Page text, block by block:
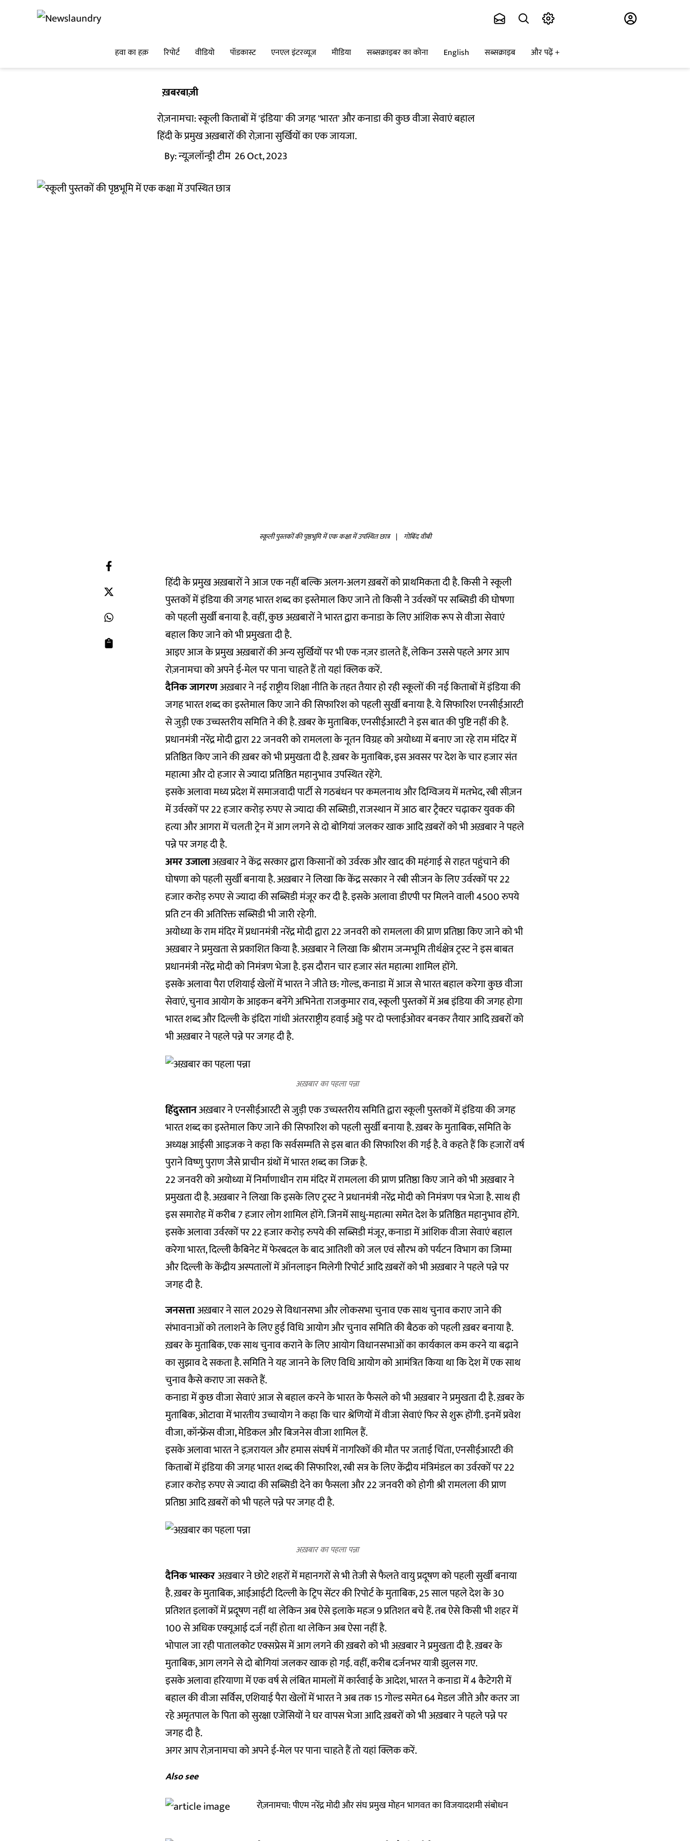
हवा का हक़ रिपोर्ट वीडियो पॉडकास्ट एनएल इंटरव्यूज मीडिया सब्सक्राइबर का कोना English सब्सक्राइब और पढ़ें
ख़बरबाज़ी
रोज़नामचा: स्कूली किताबों में 'इंडिया' की जगह 'भारत' और कनाडा की कुछ वीजा सेवाएं बहाल
हिंदी के प्रमुख अख़बारों की रोज़ाना सुर्खियों का एक जायजा.
By:न्यूज़लॉन्ड्री टीम 26 Oct, 2023
स्कूली पुस्तकों की पृष्ठभूमि में एक कक्षा में उपस्थित छात्र | गोबिंद वीबी
हिंदी के प्रमुख अख़बारों ने आज एक नहीं बल्कि अलग-अलग ख़बरों को प्राथमिकता दी है. किसी ने स्कूली
पुस्तकों में इंडिया की जगह भारत शब्द का इस्तेमाल किए जाने तो किसी ने उर्वरकों पर सब्सिडी की घोषणा
को पहली सुर्खी बनाया है. वहीं, कुछ अख़बारों ने भारत द्वारा कनाडा के लिए आंशिक रूप से वीजा सेवाएं
बहाल किए जाने को भी प्रमुखता दी है.
आइए आज के प्रमुख अख़बारों की अन्य सुर्खियों पर भी एक नज़र डालते हैं, लेकिन उससे पहले अगर आप
रोज़नामचा को अपने ई-मेल पर पाना चाहते हैं तोयहांक्लिक करें.
दैनिक जागरणअख़बार ने नई राष्ट्रीय शिक्षा नीति के तहत तैयार हो रही स्कूलों की नई किताबों में इंडिया की
जगह भारत शब्द का इस्तेमाल किए जाने की सिफारिश को पहली सुर्खी बनाया है. ये सिफारिश एनसीईआरटी
से जुड़ी एक उच्चस्तरीय समिति ने की है. ख़बर के मुताबिक, एनसीईआरटी ने इस बात की पुष्टि नहीं की है.
प्रधानमंत्री नरेंद्र मोदी द्वारा 22 जनवरी को रामलला के नूतन विग्रह को अयोध्या में बनाए जा रहे राम मंंदिर में
प्रतिष्ठित किए जाने की ख़बर को भी प्रमुखता दी है. ख़बर के मुताबिक, इस अवसर पर देश के चार हजार संत
महात्मा और दो हजार से ज्यादा प्रतिष्ठित महानुभाव उपस्थित रहेंगे.
इसके अलावा मध्य प्रदेश में समाजवादी पार्टी से गठबंधन पर कमलनाथ और दिग्विजय में मतभेद, रबी सीज़न
में उर्वरकों पर 22 हजार करोड़ रुपए से ज्यादा की सब्सिडी, राजस्थान में आठ बार ट्रैक्टर चढ़ाकर युवक की
हत्या और आगरा में चलती ट्रेन में आग लगने से दो बोगियां जलकर खाक आदि ख़बरों को भी अख़बार ने पहले
पन्ने पर जगह दी है.
अमर उजालाअख़बार ने केंद्र सरकार द्वारा किसानों को उर्वरक और खाद की महंगाई से राहत पहुंचाने की
घोषणा को पहली सुर्खी बनाया है. अख़बार ने लिखा कि केंद्र सरकार ने रबी सीजन के लिए उर्वरकों पर 22
हजार करोड़ रुपए से ज्यादा की सब्सिडी मंजूर कर दी है. इसके अलावा डीएपी पर मिलने वाली 4500 रुपये
प्रति टन की अतिरिक्त सब्सिडी भी जारी रहेगी.
अयोध्या के राम मंदिर में प्रधानमंत्री नरेंद्र मोदी द्वारा 22 जनवरी को रामलला की प्राण प्रतिष्ठा किए जाने को भी
अख़बार ने प्रमुखता से प्रकाशित किया है. अख़बार ने लिखा कि श्रीराम जन्मभूमि तीर्थक्षेत्र ट्रस्ट ने इस बाबत
प्रधानमंत्री नरेंद्र मोदी को निमंत्रण भेजा है. इस दौरान चार हजार संत महात्मा शामिल होंगे.
इसके अलावा पैरा एशियाई खेलों में भारत ने जीते छ: गोल्ड, कनाडा में आज से भारत बहाल करेगा कुछ वीजा
सेवाएं, चुनाव आयोग के आइकन बनेंगे अभिनेता राजकुमार राव, स्कूली पुस्तकों में अब इंडिया की जगह होगा
भारत शब्द और दिल्ली के इंदिरा गांधी अंतरराष्ट्रीय हवाई अड्डे पर दो फ्लाईओवर बनकर तैयार आदि ख़बरों को
भी अख़बार ने पहले पन्ने पर जगह दी है.
अख़बार का पहला पन्ना
हिंदुस्तानअख़बार ने एनसीईआरटी से जुड़ी एक उच्चस्तरीय समिति द्वारा स्कूली पुस्तकों में इंडिया की जगह
भारत शब्द का इस्तेमाल किए जाने की सिफारिश को पहली सुर्खी बनाया है. ख़बर के मुताबिक, समिति के
अध्यक्ष आईसी आइजक ने कहा कि सर्वसम्मति से इस बात की सिफारिश की गई है. वे कहते हैं कि हजारों वर्ष
पुराने विष्णु पुराण जैसे प्राचीन ग्रंथों में भारत शब्द का जिक्र है.
22 जनवरी को अयोध्या में निर्माणाधीन राम मंदिर में रामलला की प्राण प्रतिष्ठा किए जाने को भी अख़बार ने
प्रमुखता दी है. अख़बार ने लिखा कि इसके लिए ट्रस्ट ने प्रधानमंत्री नरेंद्र मोदी को निमंत्रण पत्र भेजा है. साथ ही
इस समारोह में करीब 7 हजार लोग शामिल होंगे. जिनमें साधु-महात्मा समेत देश के प्रतिष्ठित महानुभाव होंगे.
इसके अलावा उर्वरकों पर 22 हजार करोड़ रुपये की सब्सिडी मंजूर, कनाडा में आंशिक वीजा सेवाएं बहाल
करेगा भारत, दिल्ली कैबिनेट में फेरबदल के बाद आतिशी को जल एवं सौरभ को पर्यटन विभाग का जिम्मा
और दिल्ली के केंद्रीय अस्पतालों में ऑनलाइन मिलेगी रिपोर्ट आदि ख़बरों को भी अख़बार ने पहले पन्ने पर
जगह दी है.
जनसत्ताअख़बार ने साल 2029 से विधानसभा और लोकसभा चुनाव एक साथ चुनाव कराए जाने की
संभावनाओं को तलाशने के लिए हुई विधि आयोग और चुनाव समिति की बैठक को पहली ख़बर बनाया है.
ख़बर के मुताबिक, एक साथ चुनाव कराने के लिए आयोग विधानसभाओं का कार्यकाल कम करने या बढ़ाने
का सुझाव दे सकता है. समिति ने यह जानने के लिए विधि आयोग को आमंत्रित किया था कि देश में एक साथ
चुनाव कैसे कराए जा सकते हैं.
कनाडा में कुछ वीजा सेवाएं आज से बहाल करने के भारत के फैसले को भी अख़बार ने प्रमुखता दी है. ख़बर के
मुताबिक, ओटावा में भारतीय उच्चायोग ने कहा कि चार श्रेणियों में वीजा सेवाएं फिर से शुरू होंगी. इनमें प्रवेश
वीजा, कॉन्फ्रेंस वीजा, मेडिकल और बिजनेस वीजा शामिल हैं.
इसके अलावा भारत ने इज़रायल और हमास संघर्ष में नागरिकों की मौत पर जताई चिंता, एनसीईआरटी की
किताबों में इंडिया की जगह भारत शब्द की सिफारिश, रबी सत्र के लिए केंद्रीय मंत्रिमंडल का उर्वरकों पर 22
हजार करोड़ रुपए से ज्यादा की सब्सिडी देने का फैसला और 22 जनवरी को होगी श्री रामलला की प्राण
प्रतिष्ठा आदि ख़बरों को भी पहले पन्ने पर जगह दी है.
अख़बार का पहला पन्ना
दैनिक भास्करअख़बार ने छोटे शहरों में महानगरों से भी तेजी से फैलते वायु प्रदूषण को पहली सुर्खी बनाया
है. ख़बर के मुताबिक, आईआईटी दिल्ली के ट्रिप सेंटर की रिपोर्ट के मुताबिक, 25 साल पहले देश के 30
प्रतिशत इलाकों में प्रदूषण नहीं था लेकिन अब ऐसे इलाके महज 9 प्रतिशत बचे हैं. तब ऐसे किसी भी शहर में
100 से अधिक एक्यूआई दर्ज नहीं होता था लेकिन अब ऐसा नहीं है.
भोपाल जा रही पातालकोट एक्सप्रेस में आग लगने की ख़बरो को भी अख़बार ने प्रमुखता दी है. ख़बर के
मुताबिक, आग लगने से दो बोगियां जलकर खाक हो गई. वहीं, करीब दर्जनभर यात्री झुलस गए.
इसके अलावा हरियाणा में एक वर्ष से लंबित मामलों में कार्रवाई के आदेश, भारत ने कनाडा में 4 कैटेगरी में
बहाल की वीजा सर्विस, एशियाई पैरा खेलों में भारत ने अब तक 15 गोल्ड समेत 64 मेडल जीते और कतर जा
रहे अमृतपाल के पिता को सुरक्षा एजेंसियों ने घर वापस भेजा आदि ख़बरों को भी अख़बार ने पहले पन्ने पर
जगह दी है.
अगर आप रोज़नामचा को अपने ई-मेल पर पाना चाहते हैं तोयहांक्लिक करें.
Also see
रोज़नामचा: पीएम नरेंद्र मोदी और संघ प्रमुख मोहन भागवत का विजयादशमी संबोधन